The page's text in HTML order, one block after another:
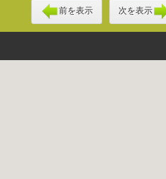
前を表示 次を表示